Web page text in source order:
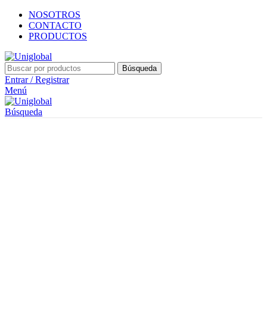
NOSOTROS
CONTACTO
PRODUCTOS
Búsqueda
Entrar / Registrar
Menú
Búsqueda